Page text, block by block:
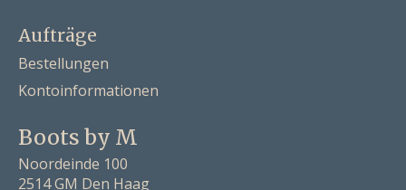
Aufträge
Bestellungen
Kontoinformationen
Boots by M
Noordeinde 100
2514 GM Den Haag